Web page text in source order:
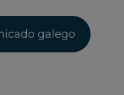
galego